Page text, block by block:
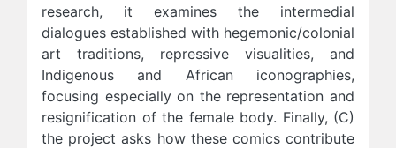
research, it examines the intermedial
dialogues established with hegemonic/colonial
art traditions, repressive visualities, and
Indigenous and African iconographies,
focusing especially on the representation and
resignification of the female body. Finally, (C)
the project asks how these comics contribute